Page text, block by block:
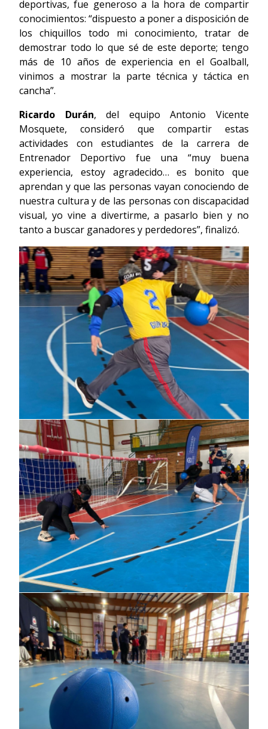
deportivas, fue generoso a la hora de compartir
conocimientos: “dispuesto a poner a disposición de
los chiquillos todo mi conocimiento, tratar de
demostrar todo lo que sé de este deporte; tengo
más de 10 años de experiencia en el Goalball,
vinimos a mostrar la parte técnica y táctica en
cancha”.
Ricardo Durán, del equipo Antonio Vicente
Mosquete, consideró que compartir estas
actividades con estudiantes de la carrera de
Entrenador Deportivo fue una “muy buena
experiencia, estoy agradecido… es bonito que
aprendan y que las personas vayan conociendo de
nuestra cultura y de las personas con discapacidad
visual, yo vine a divertirme, a pasarlo bien y no
tanto a buscar ganadores y perdedores”, finalizó.